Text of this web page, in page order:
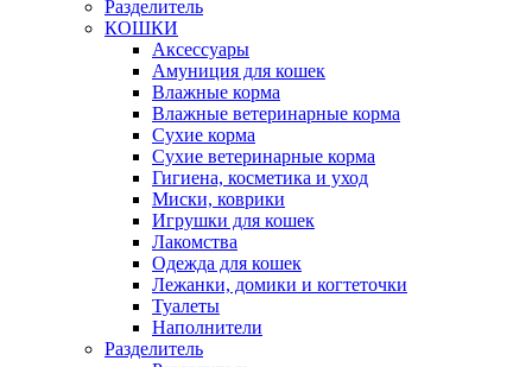
Разделитель
КОШКИ
Аксессуары
Амуниция для кошек
Влажные корма
Влажные ветеринарные корма
Сухие корма
Сухие ветеринарные корма
Гигиена, косметика и уход
Миски, коврики
Игрушки для кошек
Лакомства
Одежда для кошек
Лежанки, домики и когтеточки
Туалеты
Наполнители
Pазделитель